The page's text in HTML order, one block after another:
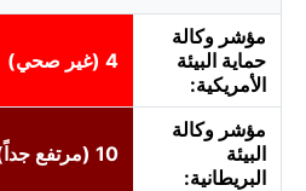
مؤشر وكالة
حماية البيئة
الأمريكية:
4 (غير صحي)
مؤشر وكالة
البيئة
البريطانية:
10 (مرتفع جداً)